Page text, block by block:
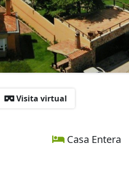
Visita virtual
Casa Entera